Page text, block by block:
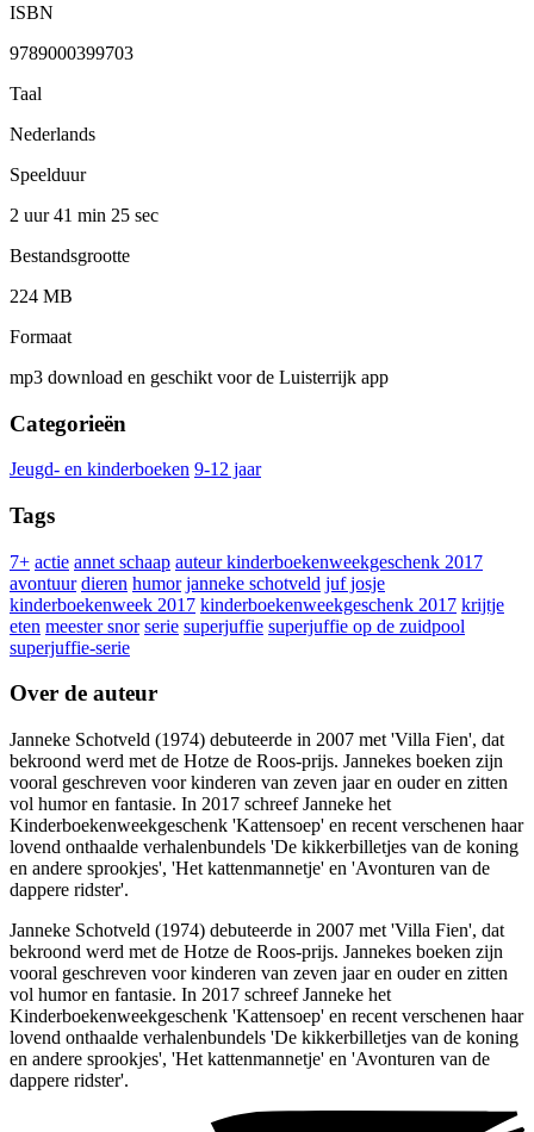
ISBN
9789000399703
Taal
Nederlands
Speelduur
2 uur 41 min 25 sec
Bestandsgrootte
224 MB
Formaat
mp3 download en geschikt voor de Luisterrijk app
Categorieën
Jeugd- en kinderboeken 9-12 jaar
Tags
7+ actie annet schaap auteur kinderboekenweekgeschenk 2017
avontuur dieren humor janneke schotveld juf josje
kinderboekenweek 2017 kinderboekenweekgeschenk 2017 krijtje
eten meester snor serie superjuffie superjuffie op de zuidpool
superjuffie-serie
Over de auteur
Janneke Schotveld (1974) debuteerde in 2007 met 'Villa Fien', dat
bekroond werd met de Hotze de Roos-prijs. Jannekes boeken zijn
vooral geschreven voor kinderen van zeven jaar en ouder en zitten
vol humor en fantasie. In 2017 schreef Janneke het
Kinderboekenweekgeschenk 'Kattensoep' en recent verschenen haar
lovend onthaalde verhalenbundels 'De kikkerbilletjes van de koning
en andere sprookjes', 'Het kattenmannetje' en 'Avonturen van de
dappere ridster'.
Janneke Schotveld (1974) debuteerde in 2007 met 'Villa Fien', dat
bekroond werd met de Hotze de Roos-prijs. Jannekes boeken zijn
vooral geschreven voor kinderen van zeven jaar en ouder en zitten
vol humor en fantasie. In 2017 schreef Janneke het
Kinderboekenweekgeschenk 'Kattensoep' en recent verschenen haar
lovend onthaalde verhalenbundels 'De kikkerbilletjes van de koning
en andere sprookjes', 'Het kattenmannetje' en 'Avonturen van de
dappere ridster'.